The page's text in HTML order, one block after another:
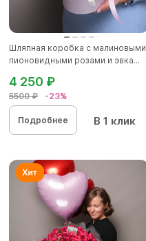
Шляпная коробка с малиновыми
пионовидными розами и эвка...
5500 ₽ -23%
4 250 ₽
Подробнее В 1 клик